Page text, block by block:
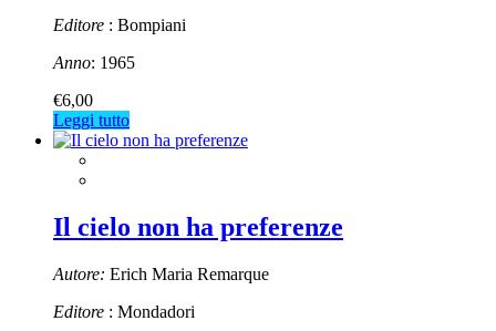
Editore : Bompiani
Anno: 1965
€6,00
Leggi tutto
Il cielo non ha preferenze
Autore: Erich Maria Remarque
Editore : Mondadori